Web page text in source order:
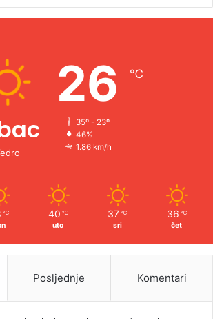
26 ℃
35º - 23º
46%
1.86 km/h
℃ 40 ℃
uto
37 ℃
sri
36 ℃
čet
Posljednje Komentari